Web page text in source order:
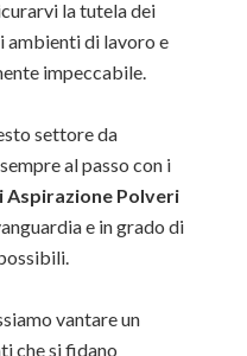
la tutela dei
ambienti di lavoro e
impeccabile.
settore da
al passo con i
Aspirazione Polveri
e in grado di
vantare un
che si fidano